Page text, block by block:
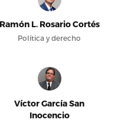
Ramón L. Rosario Cortés
Política y derecho
Víctor García San
Inocencio